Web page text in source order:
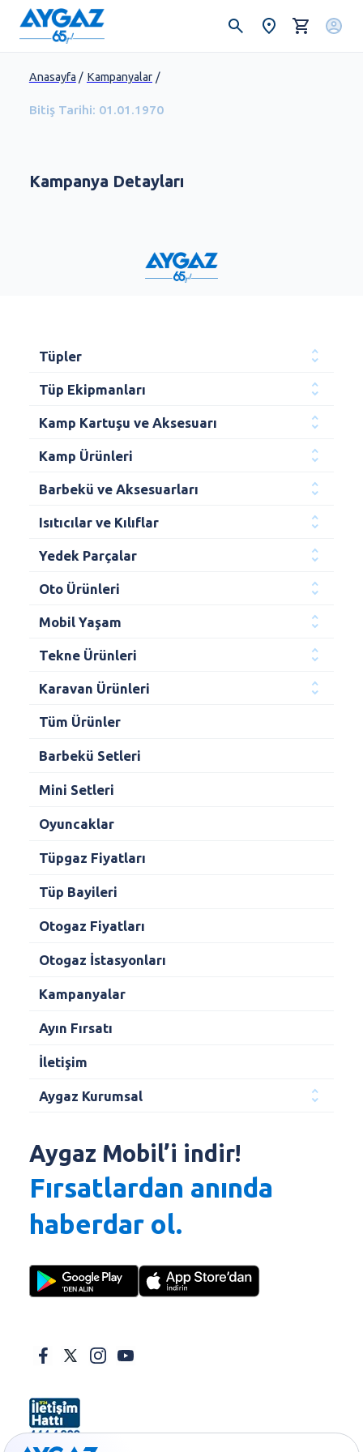
Anasayfa / Kampanyalar /
Bitiş Tarihi: 01.01.1970
Kampanya Detayları
Tüpler
Tüp Ekipmanları
Kamp Kartuşu ve Aksesuarı
Kamp Ürünleri
Barbekü ve Aksesuarları
Isıtıcılar ve Kılıflar
Yedek Parçalar
Oto Ürünleri
Mobil Yaşam
Tekne Ürünleri
Karavan Ürünleri
Tüm Ürünler
Barbekü Setleri
Mini Setleri
Oyuncaklar
Tüpgaz Fiyatları
Tüp Bayileri
Otogaz Fiyatları
Otogaz İstasyonları
Kampanyalar
Ayın Fırsatı
İletişim
Aygaz Kurumsal
Aygaz Mobil’i indir!
Fırsatlardan anında
haberdar ol.